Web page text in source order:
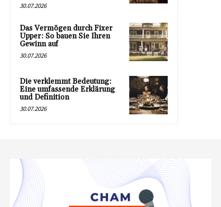
30.07.2026
Das Vermögen durch Fixer
Upper: So bauen Sie Ihren
Gewinn auf
30.07.2026
Die verklemmt Bedeutung:
Eine umfassende Erklärung
und Definition
30.07.2026